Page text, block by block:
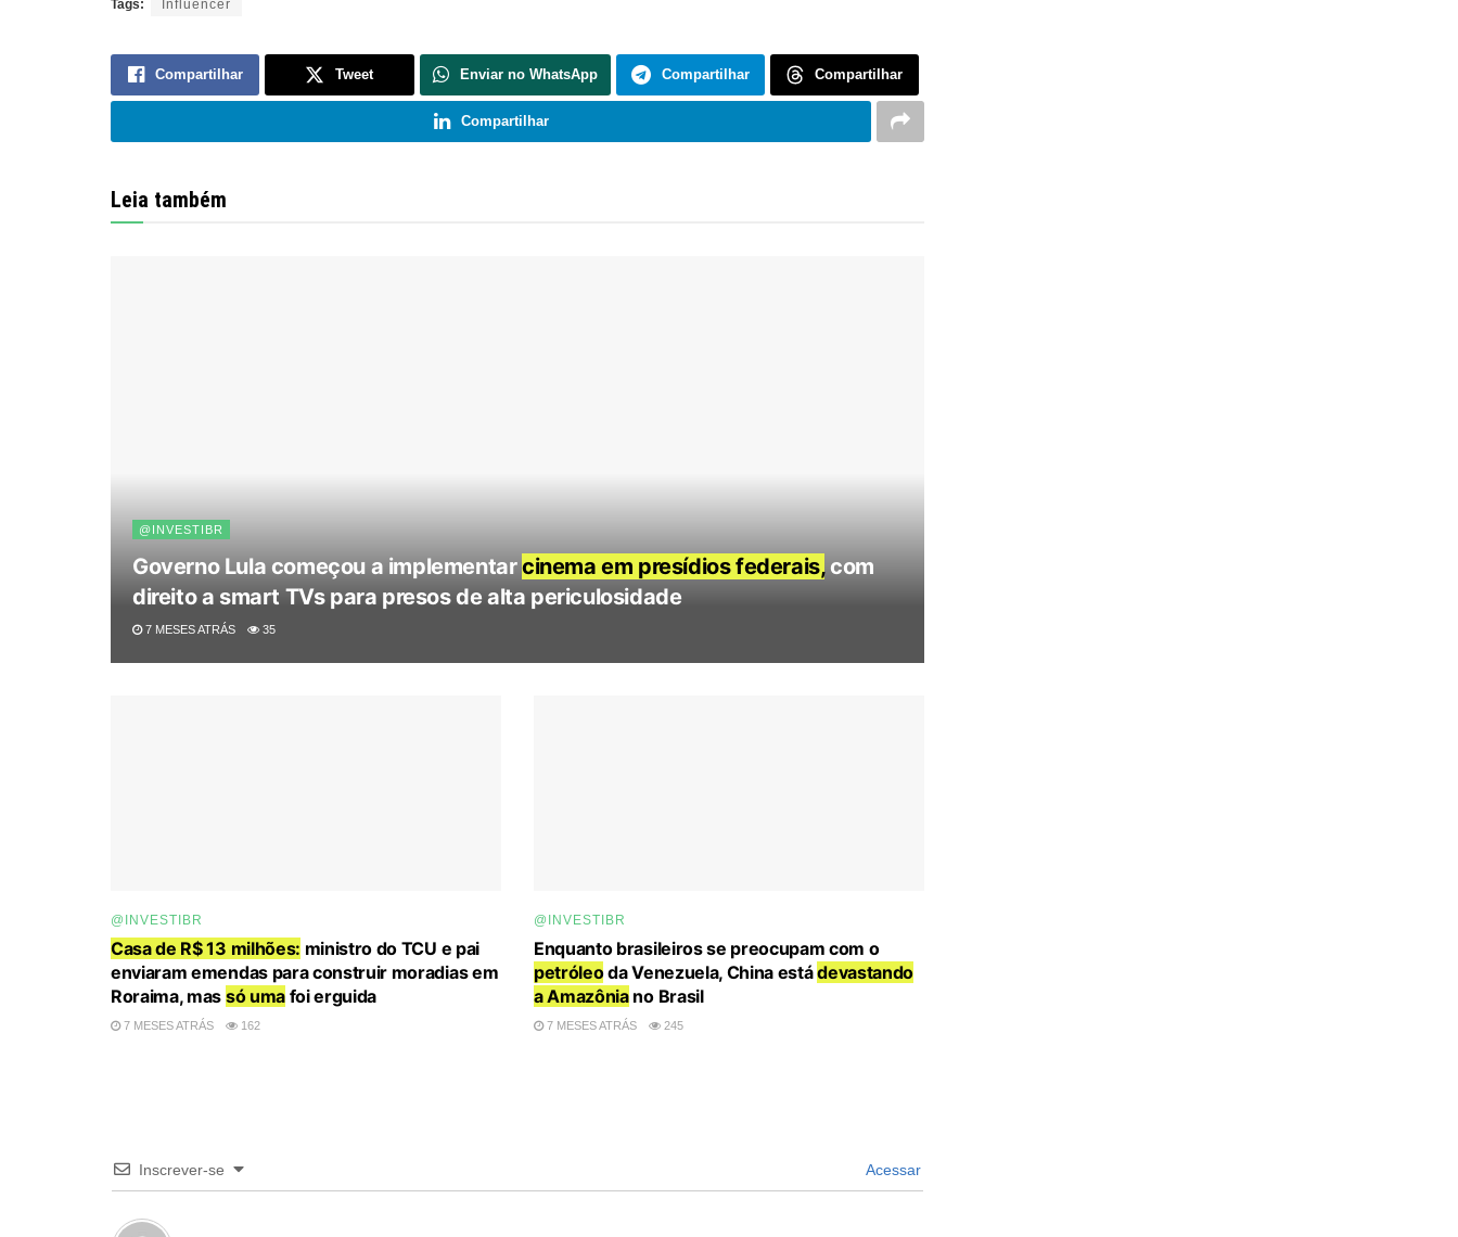
Tags: Influencer
Compartilhar Tweet Enviar no WhatsApp Compartilhar Compartilhar
Compartilhar
Leia também
@INVESTIBR
Governo Lula começou a implementarcinema em presídios federais,com
direito a smart TVs para presos de alta periculosidade
7 MESES ATRÁS 35
@INVESTIBR
Casa de R$ 13 milhões: ministro do TCU e pai
enviaram emendas para construir moradias em
Roraima, mas só umafoi erguida
7 MESES ATRÁS 162
@INVESTIBR
Enquanto brasileiros se preocupam com o
petróleoda Venezuela, China estádevastando
a Amazôniano Brasil
7 MESES ATRÁS 245
Inscrever-se Acessar